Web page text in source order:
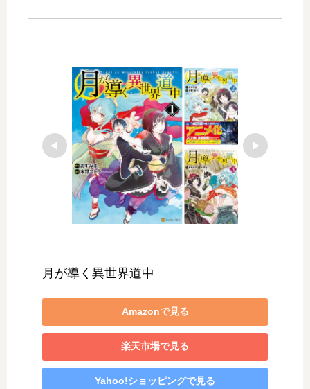
月が導く異世界道中
Amazonで見る
楽天市場で見る
Yahoo!ショッピングで見る